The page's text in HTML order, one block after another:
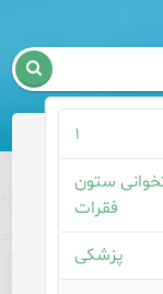

۱
ستون
فقرات
پزشکی